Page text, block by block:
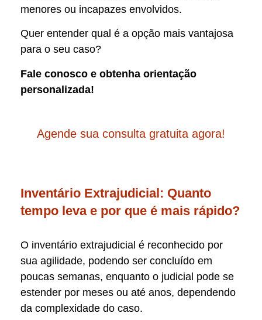
menores ou incapazes envolvidos.
Quer entender qual é a opção mais vantajosa
para o seu caso?
Fale conosco e obtenha orientação
personalizada!
Agende sua consulta gratuita agora!
Inventário Extrajudicial: Quanto
tempo leva e por que é mais rápido?
O inventário extrajudicial é reconhecido por
sua agilidade, podendo ser concluído em
poucas semanas, enquanto o judicial pode se
estender por meses ou até anos, dependendo
da complexidade do caso.